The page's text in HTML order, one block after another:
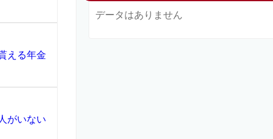
える年金
がいない
データはありません